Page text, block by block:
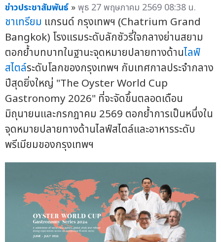
ข่าวประชาสัมพันธ์ »พุธ 27 พฤษภาคม 2569 08:38 น.
ชาเทรียม แกรนด์ กรุงเทพฯ (Chatrium Grand
Bangkok) โรงแรมระดับลักซัวรี่ใจกลางย่านสยาม
ตอกย้ำบทบาทในฐานะจุดหมายปลายทางด้านไลฟ์
สไตล์ระดับโลกของกรุงเทพฯ กับเทศกาลประจำกลาง
ปีสุดยิ่งใหญ่ "The Oyster World Cup
Gastronomy 2026" ที่จะจัดขึ้นตลอดเดือน
มิถุนายนและกรกฎาคม 2569 ตอกย้ำการเป็นหนึ่งใน
จุดหมายปลายทางด้านไลฟ์สไตล์และอาหารระดับ
พรีเมียมของกรุงเทพฯ